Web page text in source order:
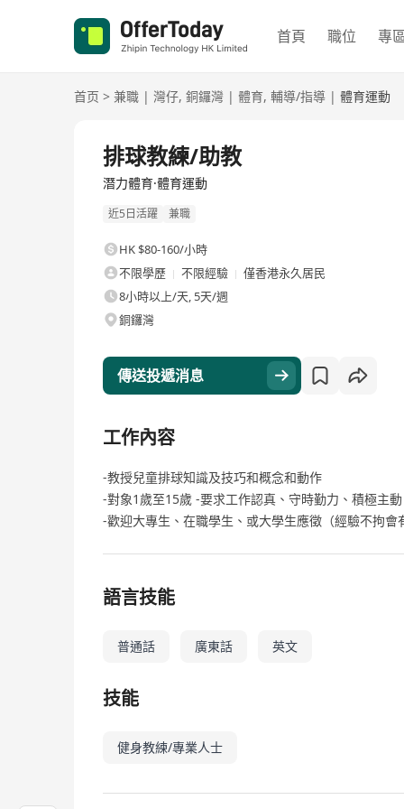
首頁 職位 專
首页 > 兼職 | 灣仔, 銅鑼灣 | 體育, 輔導/指導 | 體育運動
排球教練/助教
潛力體育·體育運動
近5日活躍 兼職
HK $80-160/小時
不限學歷
不限經驗
僅香港永久居民
8小時以上/天, 5天/週
銅鑼灣
傳送投遞消息
工作內容
-教授兒童排球知識及技巧和概念和動作
-對象1歲至15歲 -要求工作認真、守時勤力、積極主動
-歡迎大專生、在職學生、或大學生應徵（經驗不拘
語言技能
普通話 廣東話 英文
技能
健身教練/專業人士